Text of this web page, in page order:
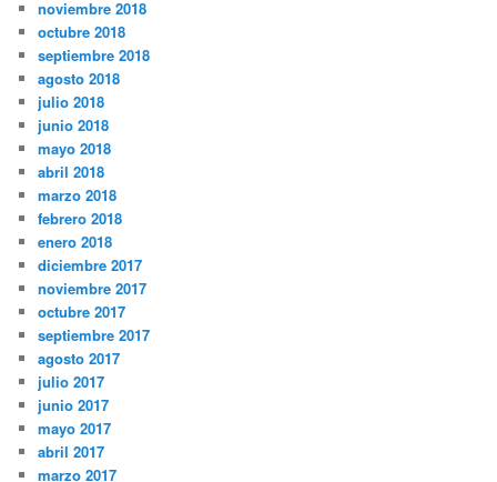
noviembre 2018
octubre 2018
septiembre 2018
agosto 2018
julio 2018
junio 2018
mayo 2018
abril 2018
marzo 2018
febrero 2018
enero 2018
diciembre 2017
noviembre 2017
octubre 2017
septiembre 2017
agosto 2017
julio 2017
junio 2017
mayo 2017
abril 2017
marzo 2017